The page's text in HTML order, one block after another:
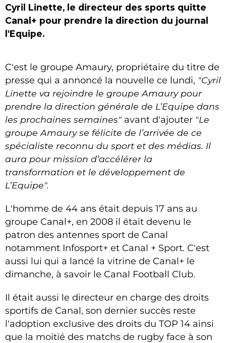
Cyril Linette, le directeur des sports quitte
Canal+ pour prendre la direction du journal
l'Equipe.
C'est le groupe Amaury, propriétaire du titre de
presse qui a annoncé la nouvelle ce lundi, "Cyril
Linette va rejoindre le groupe Amaury pour
prendre la direction générale de L’Equipe dans
les prochaines semaines" avant d'ajouter "Le
groupe Amaury se félicite de l’arrivée de ce
spécialiste reconnu du sport et des médias. Il
aura pour mission d’accélérer la
transformation et le développement de
L’Equipe".
L'homme de 44 ans était depuis 17 ans au
groupe Canal+, en 2008 il était devenu le
patron des antennes sport de Canal
notamment Infosport+ et Canal + Sport. C'est
aussi lui qui a lancé la vitrine de Canal+ le
dimanche, à savoir le Canal Football Club.
Il était aussi le directeur en charge des droits
sportifs de Canal, son dernier succès reste
l'adoption exclusive des droits du TOP 14 ainsi
que la moitié des matchs de rugby face à son